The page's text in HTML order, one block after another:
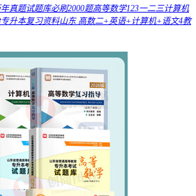
真题试题库必刷2000题高等数学123一二三计算机
升本复习资料山东 高数二+英语+计算机+语文4教